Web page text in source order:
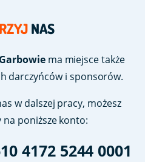
NAS
ma miejsce także
darczyńców i sponsorów.
w dalszej pracy, możesz
na poniższe konto:
4172 5244 0001